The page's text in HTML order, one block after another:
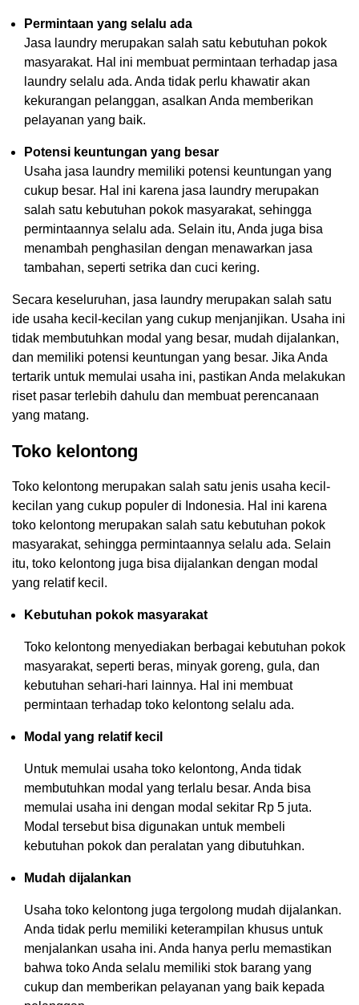
Permintaan yang selalu ada
Jasa laundry merupakan salah satu kebutuhan pokok
masyarakat. Hal ini membuat permintaan terhadap jasa
laundry selalu ada. Anda tidak perlu khawatir akan
kekurangan pelanggan, asalkan Anda memberikan
pelayanan yang baik.
Potensi keuntungan yang besar
Usaha jasa laundry memiliki potensi keuntungan yang
cukup besar. Hal ini karena jasa laundry merupakan
salah satu kebutuhan pokok masyarakat, sehingga
permintaannya selalu ada. Selain itu, Anda juga bisa
menambah penghasilan dengan menawarkan jasa
tambahan, seperti setrika dan cuci kering.
Secara keseluruhan, jasa laundry merupakan salah satu
ide usaha kecil-kecilan yang cukup menjanjikan. Usaha ini
tidak membutuhkan modal yang besar, mudah dijalankan,
dan memiliki potensi keuntungan yang besar. Jika Anda
tertarik untuk memulai usaha ini, pastikan Anda melakukan
riset pasar terlebih dahulu dan membuat perencanaan
yang matang.
Toko kelontong
Toko kelontong merupakan salah satu jenis usaha kecil-
kecilan yang cukup populer di Indonesia. Hal ini karena
toko kelontong merupakan salah satu kebutuhan pokok
masyarakat, sehingga permintaannya selalu ada. Selain
itu, toko kelontong juga bisa dijalankan dengan modal
yang relatif kecil.
Kebutuhan pokok masyarakat
Toko kelontong menyediakan berbagai kebutuhan pokok
masyarakat, seperti beras, minyak goreng, gula, dan
kebutuhan sehari-hari lainnya. Hal ini membuat
permintaan terhadap toko kelontong selalu ada.
Modal yang relatif kecil
Untuk memulai usaha toko kelontong, Anda tidak
membutuhkan modal yang terlalu besar. Anda bisa
memulai usaha ini dengan modal sekitar Rp 5 juta.
Modal tersebut bisa digunakan untuk membeli
kebutuhan pokok dan peralatan yang dibutuhkan.
Mudah dijalankan
Usaha toko kelontong juga tergolong mudah dijalankan.
Anda tidak perlu memiliki keterampilan khusus untuk
menjalankan usaha ini. Anda hanya perlu memastikan
bahwa toko Anda selalu memiliki stok barang yang
cukup dan memberikan pelayanan yang baik kepada